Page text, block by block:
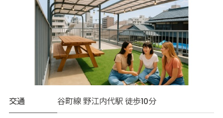
交通
谷町線 野江内代駅 徒歩10分